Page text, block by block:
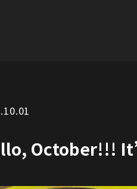
October!!!